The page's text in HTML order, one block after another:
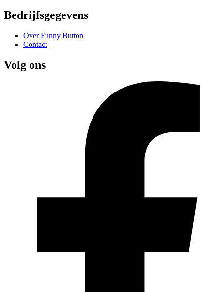
Bedrijfsgegevens
Over Funny Button
Contact
Volg ons